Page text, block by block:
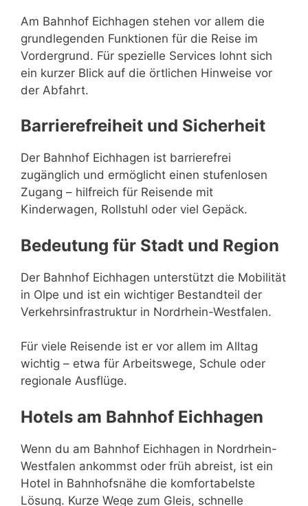
Am Bahnhof Eichhagen stehen vor allem die
grundlegenden Funktionen für die Reise im
Vordergrund. Für spezielle Services lohnt sich
ein kurzer Blick auf die örtlichen Hinweise vor
der Abfahrt.
Barrierefreiheit und Sicherheit
Der Bahnhof Eichhagen ist barrierefrei
zugänglich und ermöglicht einen stufenlosen
Zugang – hilfreich für Reisende mit
Kinderwagen, Rollstuhl oder viel Gepäck.
Bedeutung für Stadt und Region
Der Bahnhof Eichhagen unterstützt die Mobilität
in Olpe und ist ein wichtiger Bestandteil der
Verkehrsinfrastruktur in Nordrhein-Westfalen.
Für viele Reisende ist er vor allem im Alltag
wichtig – etwa für Arbeitswege, Schule oder
regionale Ausflüge.
Hotels am Bahnhof Eichhagen
Wenn du am Bahnhof Eichhagen in Nordrhein-
Westfalen ankommst oder früh abreist, ist ein
Hotel in Bahnhofsnähe die komfortabelste
Lösung. Kurze Wege zum Gleis, schnelle